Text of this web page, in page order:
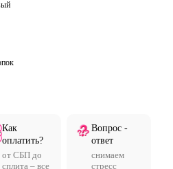
Как
оплатить?
от СБП до
сплита – все
Вопрос -
ответ
снимаем
стресс